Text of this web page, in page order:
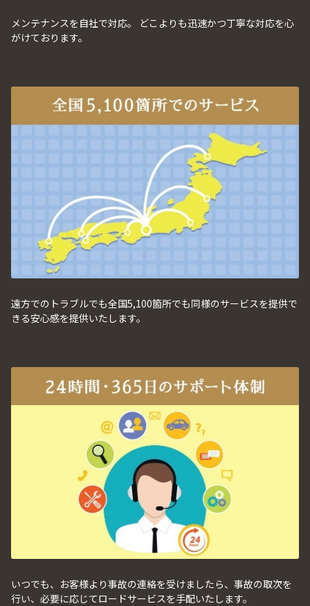
メンテナンスを自社で対応。 どこよりも迅速かつ丁寧な対応を心
がけております。
遠方でのトラブルでも全国5,100箇所でも同様のサービスを提供で
きる安心感を提供いたします。
いつでも、お客様より事故の連絡を受けましたら、事故の取次を
行い、必要に応じてロードサービスを手配いたします。